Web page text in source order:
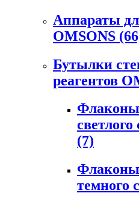
Аппараты
OMSONS
Бутылки
реагентов
Флаконы
(7)
Флаконы
темного